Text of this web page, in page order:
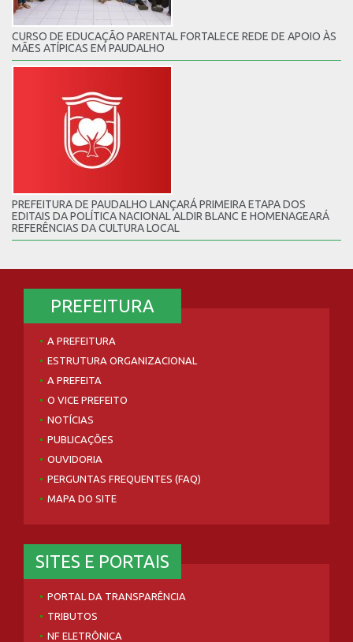
CURSO DE EDUCAÇÃO PARENTAL FORTALECE REDE DE APOIO ÀS
MÃES ATÍPICAS EM PAUDALHO
PREFEITURA DE PAUDALHO LANÇARÁ PRIMEIRA ETAPA DOS
EDITAIS DA POLÍTICA NACIONAL ALDIR BLANC E HOMENAGEARÁ
REFERÊNCIAS DA CULTURA LOCAL
PREFEITURA
A PREFEITURA
ESTRUTURA ORGANIZACIONAL
A PREFEITA
O VICE PREFEITO
NOTÍCIAS
PUBLICAÇÕES
OUVIDORIA
PERGUNTAS FREQUENTES (FAQ)
MAPA DO SITE
SITES E PORTAIS
PORTAL DA TRANSPARÊNCIA
TRIBUTOS
NF ELETRÔNICA